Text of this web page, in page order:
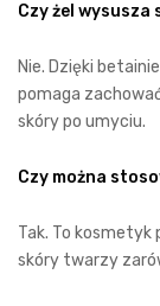
Czy żel wysusza
Nie. Dzięki
pomaga
skóry po umyciu.
Czy można
Tak. To
skóry twarzy